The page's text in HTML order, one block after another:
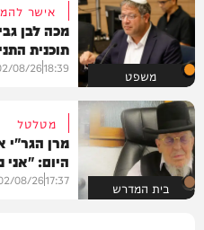
משפט
אישר
מכה לבן
תוכנית
18:39
08/26
בית המדרש
מטלטל
מרן הגר"י
היום:
17:37
08/26